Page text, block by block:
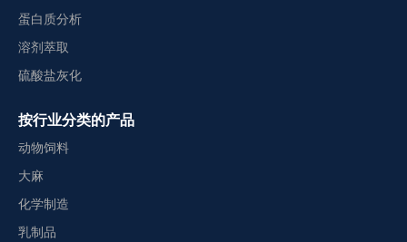
蛋白质分析
溶剂萃取
硫酸盐灰化
按行业分类的产品
动物饲料
大麻
化学制造
乳制品